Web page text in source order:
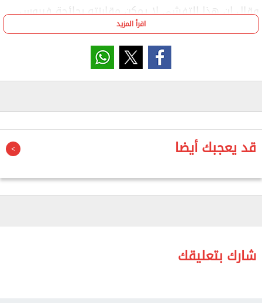
وقال إن هذا التفشي لا يمكن مقارنته بجائحة فيروس
كورونا.
حاضرا، ولا أتجاهله للحظة واحدة. لكن يجب أن تسمعوني
وأشار تيدروس أيضا إلى أنه لا يوجد حاليا أي ركاب على
متن السفينة تظهر عليهم أعراض المرض.
ومن المتوقع أن تصل سفينة الرحلات البحرية "هونديوس"
إلى قبالة ميناء جراناديلا في جنوب تينيريفي صباح غد
جرينتش، على أن يبدأ إنزال الركاب على مراحل اعتبارا من
الفجر.
اقرأ المزيد
قد يعجبك أيضا
شارك بتعليقك